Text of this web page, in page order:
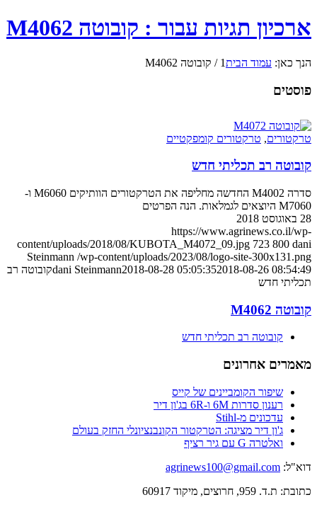
ארכיון תגיות עבור : קובוטה M4062
הנך כאן: עמוד הבית1
/ קובוטה M4062
פוסטים
טרקטורים, טרקטורים קומפקטיים
קובוטה רב תכליתי חדש
סדרה M4002 החדשה מחליפה את הטרקטורים הוותיקים M6060 ו-
M7060 היוצאים לגמלאות. הנה הפרטים
28 באוגוסט 2018
https://www.agrinews.co.il/wp-
content/uploads/2018/08/KUBOTA_M4072_09.jpg 723 800 dani
Steinmann /wp-content/uploads/2023/08/logo-site-300x131.png
dani Steinmann2018-08-28 05:05:352018-08-26 08:54:49
קובוטה רב
תכליתי חדש
קובוטה M4062
קובוטה רב תכליתי חדש
מאמרים אחרונים
שיפור הקומביינים של קייס
רענון סדרות 6M ו-6R בג'ון דיר
עדכונים מ-Stihl
ג'ון דיר מציגה: הטרקטור הקונבנציונלי החזק בעולם
ואלטרה G עם גיר רציף
דוא"ל: agrinews100@gmail.com
כתובת: ת.ד. 959, חרוצים, מיקוד 60917